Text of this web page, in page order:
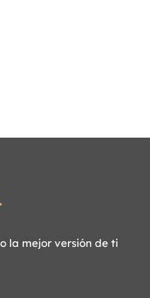
la mejor versión de ti